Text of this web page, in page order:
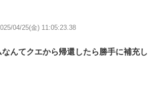
04/25(金) 11:05:23.38
んてクエから帰還したら勝手に補充し